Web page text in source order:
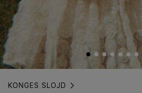
KONGES SLOJD